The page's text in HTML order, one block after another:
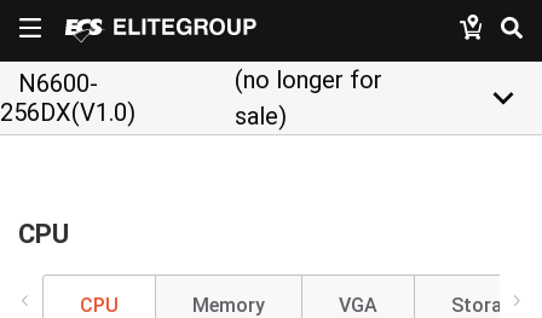
N6600-
256DX(V1.0)
(no longer for
sale)
keyboard_arrow_down
CPU
CPU Memory VGA Storage